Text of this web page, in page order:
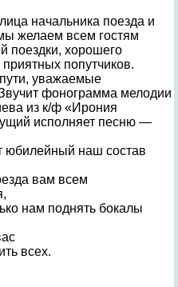
начальника поезда и
желаем всем гостям
поездки, хорошего
попутчиков.
уважаемые
фонограмма мелодии
из к/ф «Ирония
исполняет песню —
юбилейный наш состав
вам всем
нам поднять бокалы
всех.